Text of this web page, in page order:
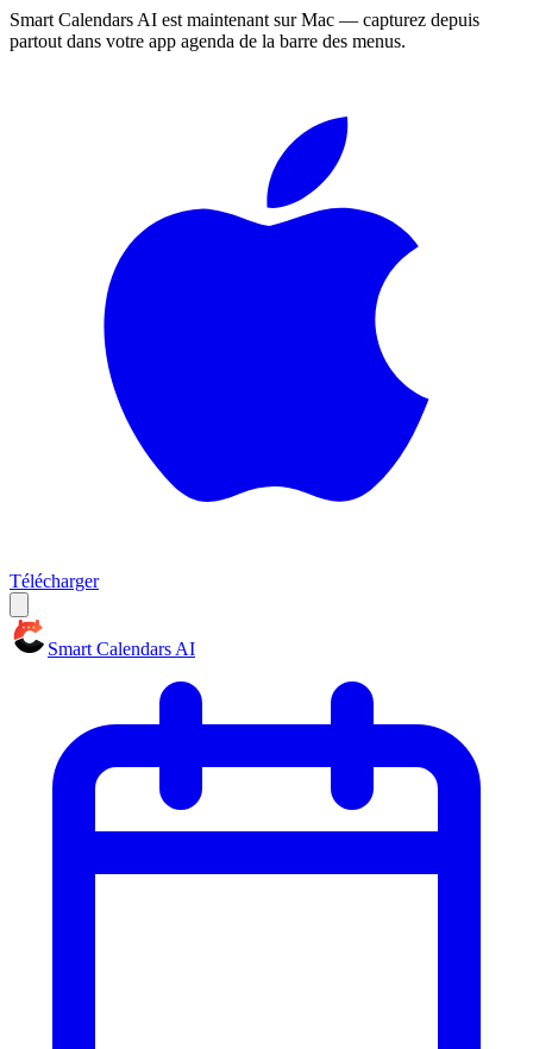
Smart Calendars AI est maintenant sur Mac — capturez depuis
partout dans votre app agenda de la barre des menus.
Télécharger
Smart Calendars AI